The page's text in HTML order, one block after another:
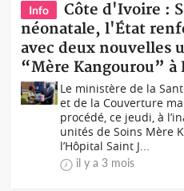
Info
Côte d'Ivoire :
néonatale, l'État
avec deux nouvelles
“Mère Kangourou” à
Le ministère de la
et de la Couverture
procédé, ce jeudi, à
unités de Soins Mère
l’Hôpital Saint J...
il y a 3 mois